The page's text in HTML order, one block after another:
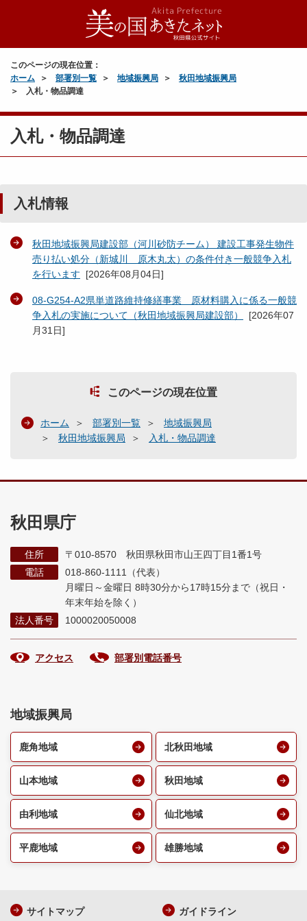
このページの現在位置：
ホーム
部署別一覧 地域振興局
秋田地域振興局
入札・物品調達
入札・物品調達
入札情報
秋田地域振興局建設部（河川砂防チーム） 建設工事発生物件
売り払い処分（新城川 原木丸太）の条件付き一般競争入札
を行います [2026年08月04日]
08‐G254-A2県単道路維持修繕事業 原材料購入に係る一般競
争入札の実施について（秋田地域振興局建設部）
[2026年07
月31日]
このページの現在位置
ホーム 部署別一覧
地域振興局
秋田地域振興局
入札・物品調達
秋田県庁
住所
〒010-8570 秋田県秋田市山王四丁目1番1号
電話
018-860-1111（代表）
月曜日～金曜日 8時30分から17時15分まで （祝日・
年末年始を除く）
法人番号
1000020050008
アクセス 部署別電話番号
地域振興局
鹿角地域 北秋田地域
山本地域 秋田地域
由利地域 仙北地域
平鹿地域 雄勝地域
サイトマップ ガイドライン